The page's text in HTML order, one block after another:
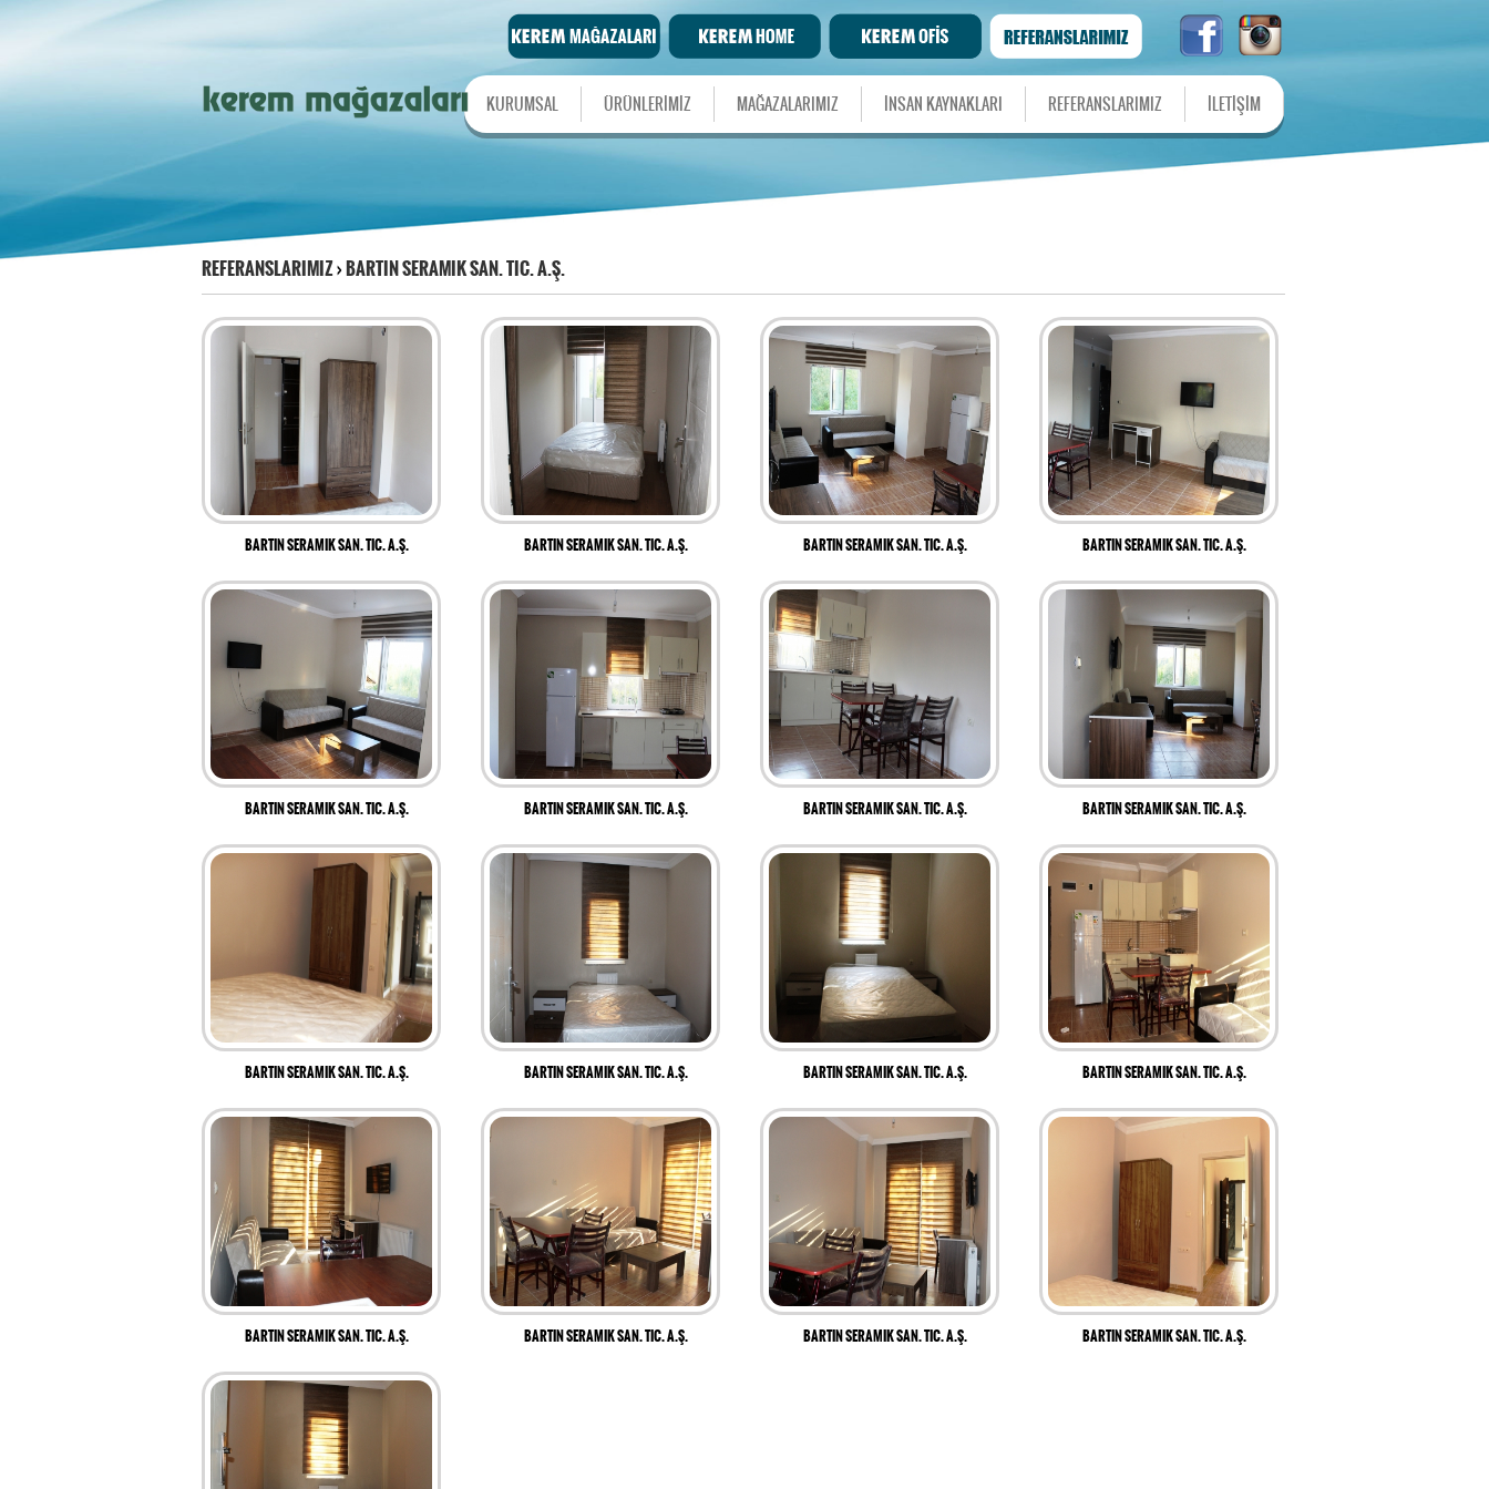
KURUMSAL ÜRÜNLERİMİZ MAĞAZALARIMIZ İNSAN KAYNAKLARI REFERANSLARIMIZ İLETİŞİM
REFERANSLARIMIZ›BARTIN SERAMIK SAN. TIC. A.Ş.
BARTIN SERAMIK SAN. TIC. A.Ş. BARTIN SERAMIK SAN. TIC. A.Ş. BARTIN SERAMIK SAN. TIC. A.Ş. BARTIN SERAMIK SAN. TIC. A.Ş.
BARTIN SERAMIK SAN. TIC. A.Ş. BARTIN SERAMIK SAN. TIC. A.Ş. BARTIN SERAMIK SAN. TIC. A.Ş. BARTIN SERAMIK SAN. TIC. A.Ş.
BARTIN SERAMIK SAN. TIC. A.Ş. BARTIN SERAMIK SAN. TIC. A.Ş. BARTIN SERAMIK SAN. TIC. A.Ş. BARTIN SERAMIK SAN. TIC. A.Ş.
BARTIN SERAMIK SAN. TIC. A.Ş. BARTIN SERAMIK SAN. TIC. A.Ş. BARTIN SERAMIK SAN. TIC. A.Ş. BARTIN SERAMIK SAN. TIC. A.Ş.